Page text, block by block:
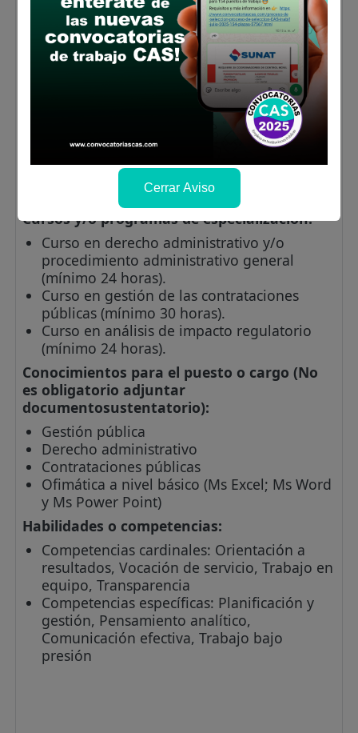
Pública y/o Gerencia Pública y/o Gerencia
Experiencia:
Experiencia general de seis (6) años en el
sector público y/o privado.
Experiencia específica de cuatro (4) años en
Experiencia específica de tres (3) años como
jurídica y/o asesor/a en entidades del
Cursos y/o programas de especialización:
Curso en derecho administrativo y/o
procedimiento administrativo general
(mínimo 24 horas).
Curso en gestión de las contrataciones
públicas (mínimo 30 horas).
Curso en análisis de impacto regulatorio
(mínimo 24 horas).
Conocimientos para el puesto o cargo (No
es obligatorio adjuntar
documentosustentatorio):
Gestión pública
Derecho administrativo
Contrataciones públicas
Ofimática a nivel básico (Ms Excel; Ms Word
y Ms Power Point)
Habilidades o competencias:
Competencias cardinales: Orientación a
resultados, Vocación de servicio, Trabajo en
equipo, Transparencia
Competencias específicas: Planificación y
gestión, Pensamiento analítico,
Comunicación efectiva, Trabajo bajo
presión
Cerrar Aviso